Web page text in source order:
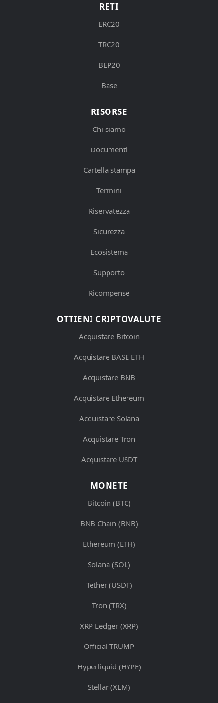
RETI
ERC20
TRC20
BEP20
Base
RISORSE
Chi siamo
Documenti
Cartella stampa
Termini
Riservatezza
Sicurezza
Ecosistema
Supporto
Ricompense
OTTIENI CRIPTOVALUTE
Acquistare Bitcoin
Acquistare BASE ETH
Acquistare BNB
Acquistare Ethereum
Acquistare Solana
Acquistare Tron
Acquistare USDT
MONETE
Bitcoin (BTC)
BNB Chain (BNB)
Ethereum (ETH)
Solana (SOL)
Tether (USDT)
Tron (TRX)
XRP Ledger (XRP)
Official TRUMP
Hyperliquid (HYPE)
Stellar (XLM)